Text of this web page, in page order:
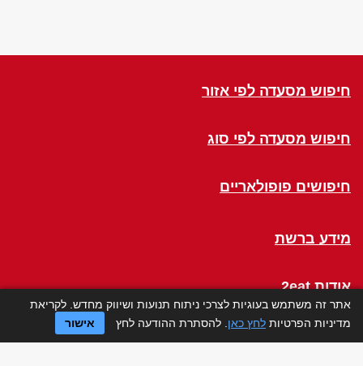
חיפוש מסעדה לפי אזור
חיפוש מסעדה לפי סוג
חיפושים פופולאריים
מידע ברשת
אודות 2eat
Click a Table
אתר זה משתמש בעוגיות לצרכי ניתוח תנועות ושיווק מחדש. לקריאת
מדיניות הפרטיות לחץ כאן . להסתרת ההודעה לחץ אישור